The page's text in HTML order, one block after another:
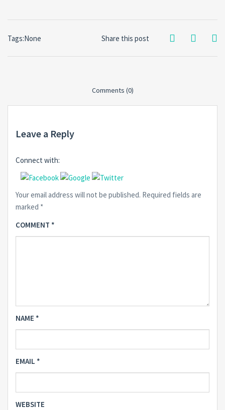
Share this post
Tags:None
Comments (0)
Leave a Reply
Connect with:
Your email address will not be published. Required fields are
marked *
COMMENT *
NAME *
EMAIL *
WEBSITE